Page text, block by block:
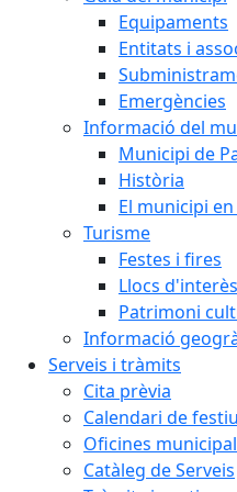
Equipaments
Entitats i
Emergències
Informació del
Municipi de
Història
El municipi
Turisme
Festes i fires
Llocs d'interès
Patrimoni
Informació
Serveis i tràmits
Cita prèvia
Calendari de
Oficines
Catàleg de Serveis